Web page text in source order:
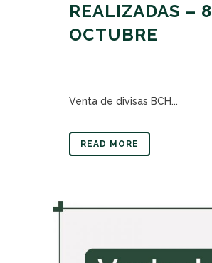
REALIZADAS – 8
OCTUBRE
Venta de divisas BCH...
READ MORE